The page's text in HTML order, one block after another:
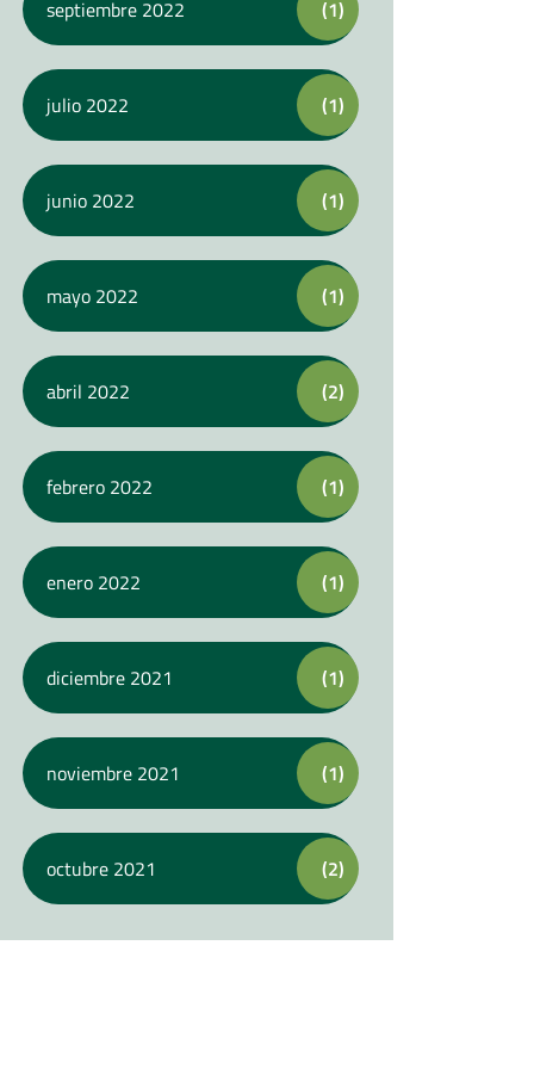
septiembre 2022 (1)
julio 2022 (1)
junio 2022 (1)
mayo 2022 (1)
abril 2022 (2)
febrero 2022 (1)
enero 2022 (1)
diciembre 2021 (1)
noviembre 2021 (1)
octubre 2021 (2)